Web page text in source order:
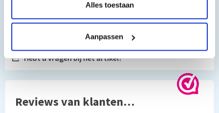
Alles toestaan
Aanpassen
Toch nog een vraag?
Hebt u vragen bij het artikel?
Reviews van klanten…